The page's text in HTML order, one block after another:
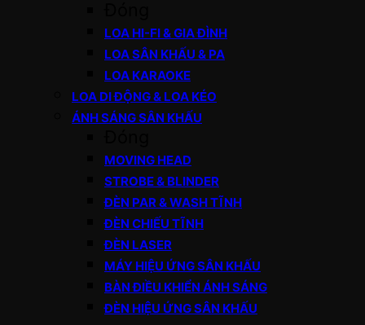
LOA HI-FI & GIA ĐÌNH
LOA SÂN KHẤU & PA
LOA KARAOKE
LOA DI ĐỘNG & LOA KÉO
ÁNH SÁNG SÂN KHẤU
MOVING HEAD
STROBE & BLINDER
ĐÈN PAR & WASH TĨNH
ĐÈN CHIẾU TĨNH
ĐÈN LASER
MÁY HIỆU ỨNG SÂN KHẤU
BÀN ĐIỀU KHIỂN ÁNH SÁNG
ĐÈN HIỆU ỨNG SÂN KHẤU